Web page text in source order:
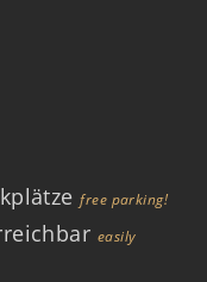
free parking!
easily